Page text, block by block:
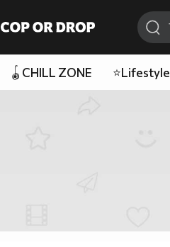
🪀CHILL ZONE ⭐Lifestyle